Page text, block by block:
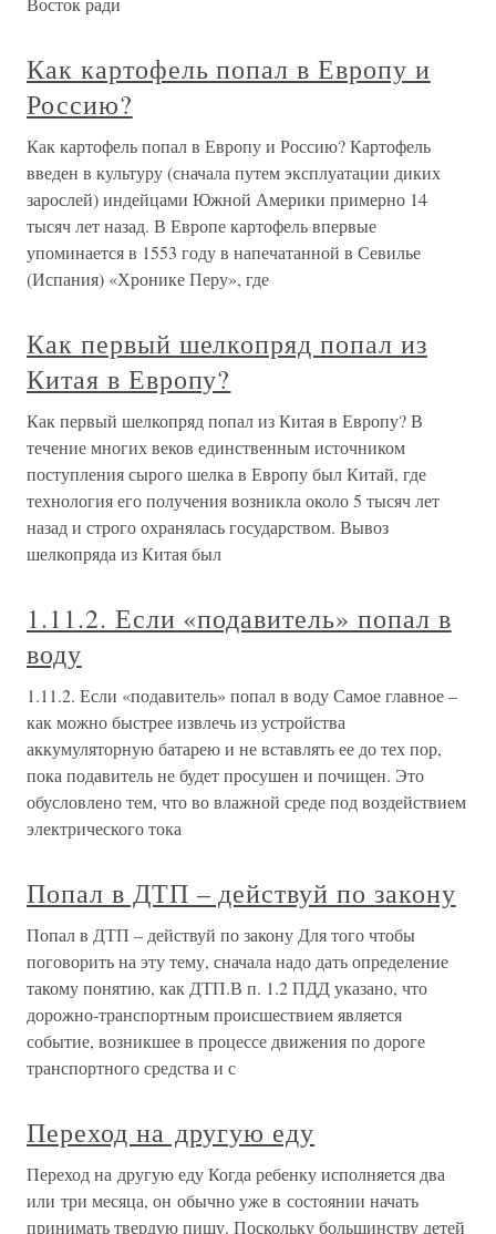
Как картофель попал в Европу и
Россию?
Как картофель попал в Европу и Россию? Картофель
введен в культуру (сначала путем эксплуатации диких
зарослей) индейцами Южной Америки примерно 14
тысяч лет назад. В Европе картофель впервые
упоминается в 1553 году в напечатанной в Севилье
(Испания) «Хронике Перу», где
Как первый шелкопряд попал из
Китая в Европу?
Как первый шелкопряд попал из Китая в Европу? В
течение многих веков единственным источником
поступления сырого шелка в Европу был Китай, где
технология его получения возникла около 5 тысяч лет
назад и строго охранялась государством. Вывоз
шелкопряда из Китая был
1.11.2. Если «подавитель» попал в
воду
1.11.2. Если «подавитель» попал в воду Самое главное –
как можно быстрее извлечь из устройства
аккумуляторную батарею и не вставлять ее до тех пор,
пока подавитель не будет просушен и почищен. Это
обусловлено тем, что во влажной среде под воздействием
электрического тока
Попал в ДТП – действуй по закону
Попал в ДТП – действуй по закону Для того чтобы
поговорить на эту тему, сначала надо дать определение
такому понятию, как ДТП.В п. 1.2 ПДД указано, что
дорожно-транспортным происшествием является
событие, возникшее в процессе движения по дороге
транспортного средства и с
Переход на другую еду
Переход на другую еду Когда ребенку исполняется два
или три месяца, он обычно уже в состоянии начать
принимать твердую пищу. Поскольку большинству детей